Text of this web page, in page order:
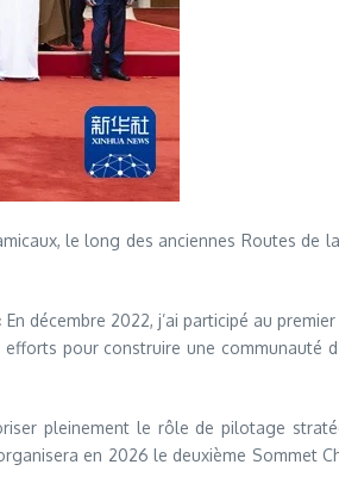
le long des anciennes Routes de
décembre 2022, j’ai participé au
pour construire une communauté
pleinement le rôle de pilotage
en 2026 le deuxième Sommet